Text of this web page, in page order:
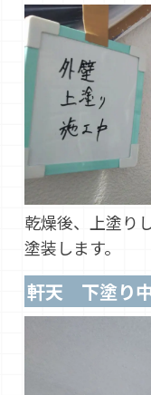
乾燥後、上塗り
塗装します。
軒天 下塗り